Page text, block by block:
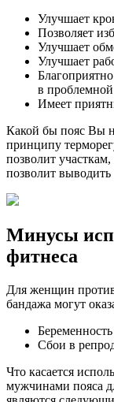
Улучшает
Позволяет
Улучшает
Улучшает
в проблемной
Имеет
Какой бы пояс Вы
принципу
позволит
позволит
Минусы
фитнеса
Для женщин
бандажа могут
Сбои в
Что касается
мужчинами пояса